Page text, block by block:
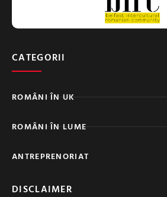
CATEGORII
ROMÂNI ÎN UK
ROMÂNI ÎN LUME
ANTREPRENORIAT
DISCLAIMER